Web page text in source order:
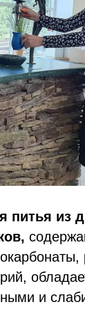
питья из
и